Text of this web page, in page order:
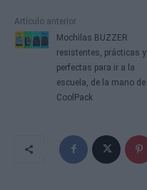
Artículo anterior
Mochilas BUZZER
resistentes, prácticas y
perfectas para ir a la
escuela, de la mano de
CoolPack